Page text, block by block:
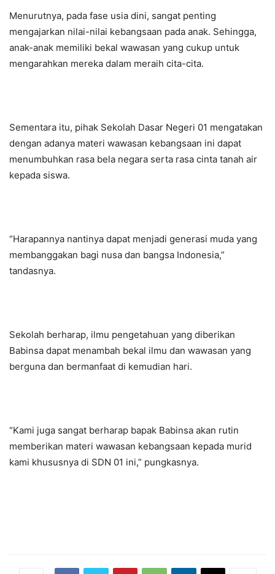
Menurutnya, pada fase usia dini, sangat penting
mengajarkan nilai-nilai kebangsaan pada anak. Sehingga,
anak-anak memiliki bekal wawasan yang cukup untuk
mengarahkan mereka dalam meraih cita-cita.
Sementara itu, pihak Sekolah Dasar Negeri 01 mengatakan
dengan adanya materi wawasan kebangsaan ini dapat
menumbuhkan rasa bela negara serta rasa cinta tanah air
kepada siswa.
“Harapannya nantinya dapat menjadi generasi muda yang
membanggakan bagi nusa dan bangsa Indonesia,”
tandasnya.
Sekolah berharap, ilmu pengetahuan yang diberikan
Babinsa dapat menambah bekal ilmu dan wawasan yang
berguna dan bermanfaat di kemudian hari.
“Kami juga sangat berharap bapak Babinsa akan rutin
memberikan materi wawasan kebangsaan kepada murid
kami khususnya di SDN 01 ini,” pungkasnya.